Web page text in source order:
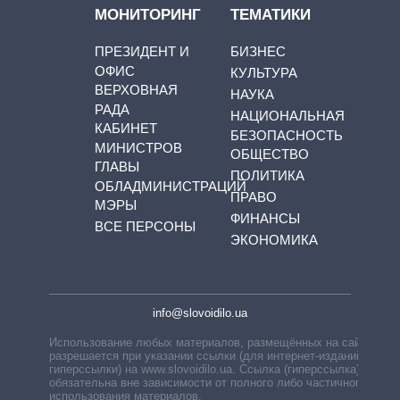
МОНИТОРИНГ
ПРЕЗИДЕНТ И
ОФИС
ВЕРХОВНАЯ
РАДА
КАБИНЕТ
МИНИСТРОВ
ГЛАВЫ
ОБЛАДМИНИСТРАЦИЙ
МЭРЫ
ВСЕ ПЕРСОНЫ
ТЕМАТИКИ
БИЗНЕС
КУЛЬТУРА
НАУКА
НАЦИОНАЛЬНАЯ
БЕЗОПАСНОСТЬ
ОБЩЕСТВО
ПОЛИТИКА
ПРАВО
ФИНАНСЫ
ЭКОНОМИКА
info@slovoidilo.ua
Использование любых материалов, размещённых на сайте,
разрешается при указании ссылки (для интернет-изданий —
гиперссылки) на www.slovoidilo.ua. Ссылка (гиперссылка)
обязательна вне зависимости от полного либо частичного
использования материалов.